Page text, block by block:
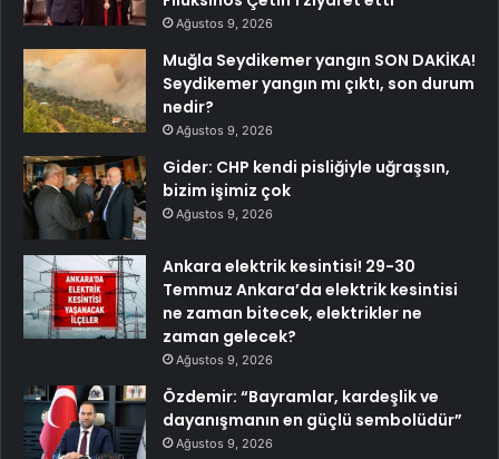
Ağustos 9, 2026
Muğla Seydikemer yangın SON DAKİKA!
Seydikemer yangın mı çıktı, son durum
nedir?
Ağustos 9, 2026
Gider: CHP kendi pisliğiyle uğraşsın,
bizim işimiz çok
Ağustos 9, 2026
Ankara elektrik kesintisi! 29-30
Temmuz Ankara’da elektrik kesintisi
ne zaman bitecek, elektrikler ne
zaman gelecek?
Ağustos 9, 2026
Özdemir: “Bayramlar, kardeşlik ve
dayanışmanın en güçlü sembolüdür”
Ağustos 9, 2026